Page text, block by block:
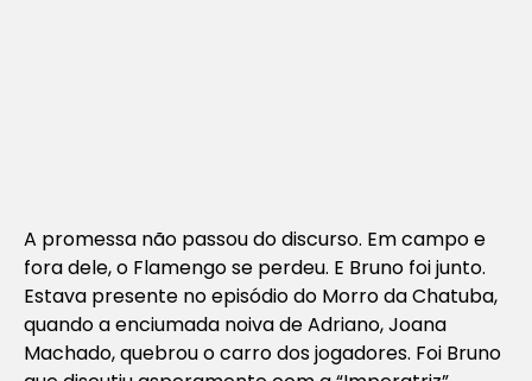
A promessa não passou do discurso. Em campo e
fora dele, o Flamengo se perdeu. E Bruno foi junto.
Estava presente no episódio do Morro da Chatuba,
quando a enciumada noiva de Adriano, Joana
Machado, quebrou o carro dos jogadores. Foi Bruno